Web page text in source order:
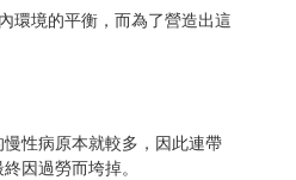
環境的平衡，而為了營造出這
性病原本就較多，因此連帶
因過勞而垮掉。